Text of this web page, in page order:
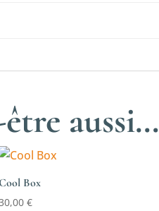
aussi…
Box
€